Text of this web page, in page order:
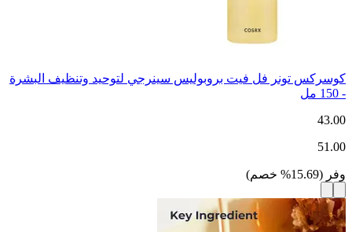
كوسركس تونر فل فيت بروبوليس سينرجي لتوحيد وتنظيف البشرة
- 150 مل
43.00
51.00
وفر (
15.69
% خصم)